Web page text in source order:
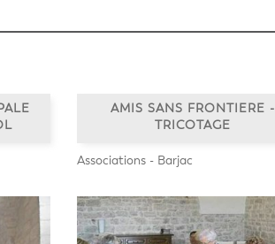
AMIS SANS FRONTIERE -
TRICOTAGE
Associations - Barjac